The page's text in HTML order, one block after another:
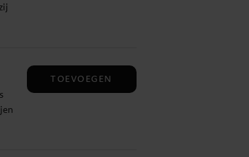
TOEVOEGEN